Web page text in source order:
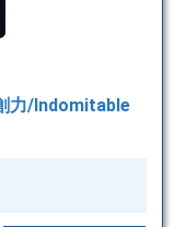
力/Indomitable